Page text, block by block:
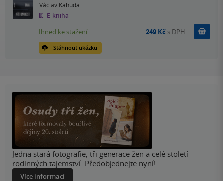
Václav Kahuda
E-kniha
Stáhnout ukázku
Ihned ke stažení 249 Kč s DPH Koupit
Jedna stará fotografie, tři generace žen a celé století
rodinných tajemství. Předobjednejte nyní!
Více informací